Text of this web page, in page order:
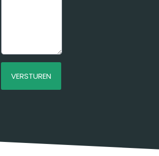
VERSTUREN